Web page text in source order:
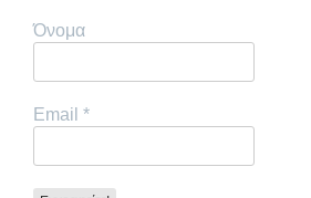
Όνομα
Email *